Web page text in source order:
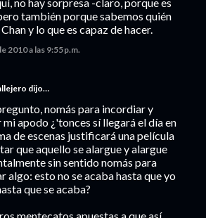
también porque sabemos quién
y lo que es capaz de hacer.
2010 a las 9:55 p.m.
dijo…
nomás para incordiar y
mi apodo ¿'tonces sí llegará el día en
de escenas justificará una película
que aquello se alargue y alargue
sin sentido nomás para
algo: esto no se acaba hasta que yo
que se acaba?